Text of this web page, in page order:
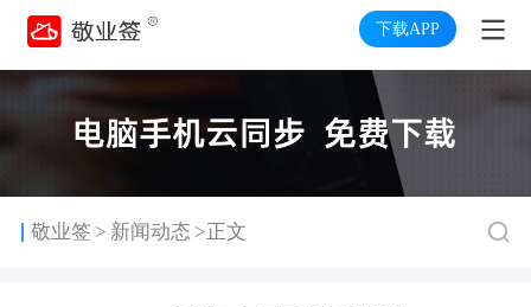
下载APP
敬业签 > 新闻动态 >正文